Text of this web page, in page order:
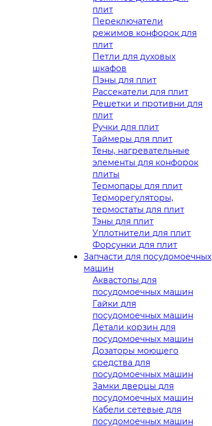
плит
Переключатели
режимов конфорок для
плит
Петли для духовых
шкафов
Пэны для плит
Рассекатели для плит
Решетки и противни для
плит
Ручки для плит
Таймеры для плит
Тены, нагревательные
элементы для конфорок
плиты
Термопары для плит
Терморегуляторы,
термостаты для плит
Тэны для плит
Уплотнители для плит
Форсунки для плит
Запчасти для посудомоечных
машин
Аквастопы для
посудомоечных машин
Гайки для
посудомоечных машин
Детали корзин для
посудомоечных машин
Дозаторы моющего
средства для
посудомоечных машин
Замки дверцы для
посудомоечных машин
Кабели сетевые для
посудомоечных машин